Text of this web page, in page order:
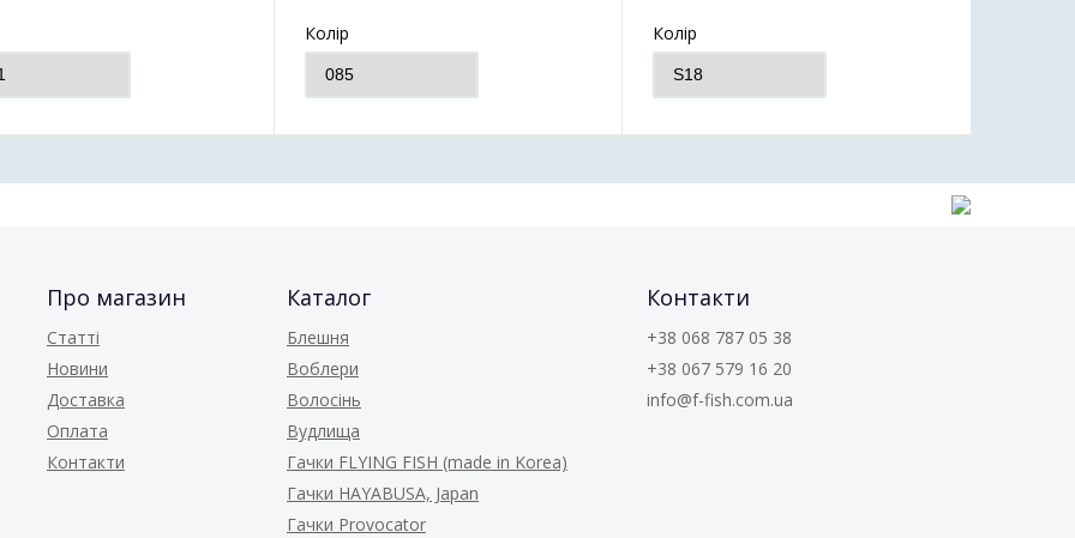
Колір Колір
Про магазин
Статті
Новини
Доставка
Оплата
Контакти
Каталог
Блешня
Воблери
Волосінь
Вудлища
Гачки FLYING FISH (made in Korea)
Гачки HAYABUSA, Japan
Гачки Provocator
Контакти
+38 068 787 05 38
+38 067 579 16 20
info@f-fish.com.ua